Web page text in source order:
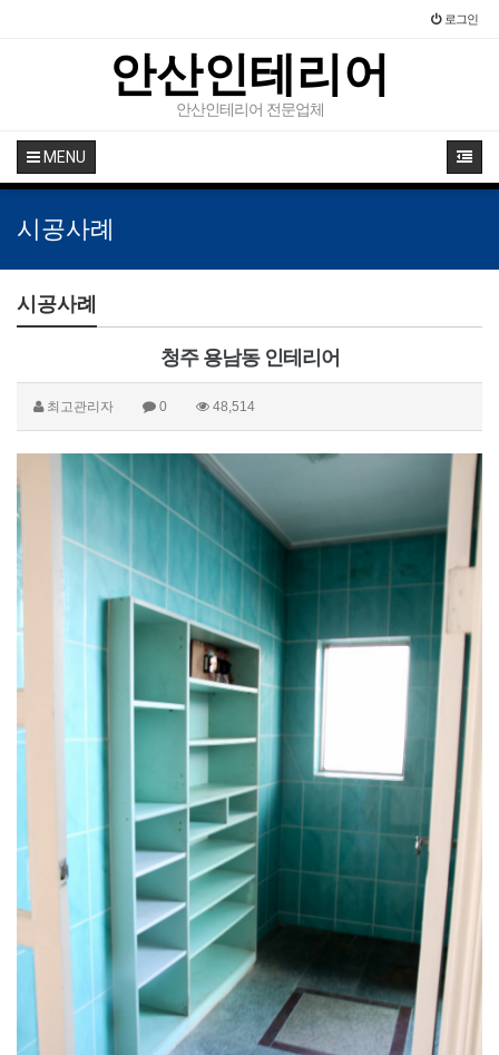
로그인
안산인테리어
안산인테리어 전문업체
MENU
시공사례
시공사례
청주 용남동 인테리어
최고관리자 0 48,514